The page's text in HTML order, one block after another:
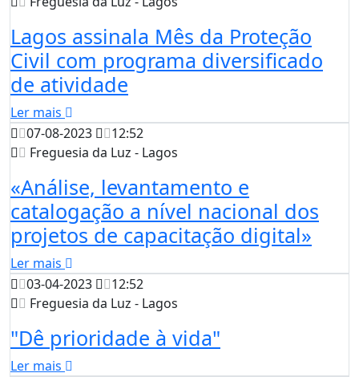
Lagos assinala Mês da Proteção
Civil com programa diversificado
de atividade
Ler mais
07-08-2023
12:52
Freguesia da Luz - Lagos
«Análise, levantamento e
catalogação a nível nacional dos
projetos de capacitação digital»
Ler mais
03-04-2023
12:52
Freguesia da Luz - Lagos
"Dê prioridade à vida"
Ler mais